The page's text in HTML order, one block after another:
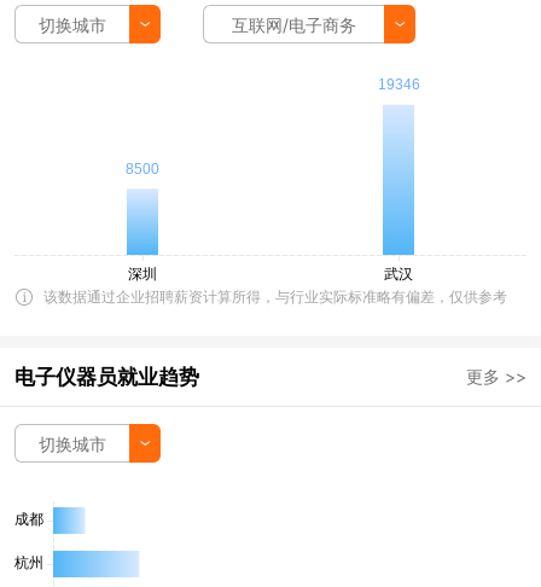
切换城市 互联网/电子商务
该数据通过企业招聘薪资计算所得，与行业实际标准略有偏差，仅供参考
电子仪器员就业趋势 更多 >>
切换城市